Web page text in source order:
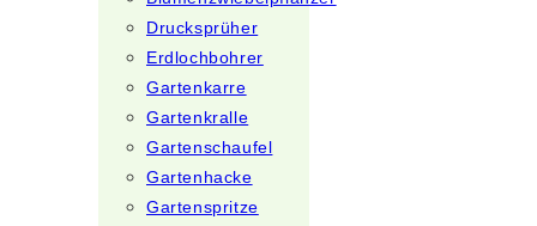
Drucksprüher
Erdlochbohrer
Gartenkarre
Gartenkralle
Gartenschaufel
Gartenhacke
Gartenspritze